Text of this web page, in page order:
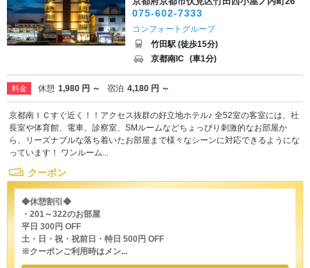
075-602-7333
コンフォートグループ
竹田駅 (徒歩15分)
京都南IC (車1分)
料金 休憩 1,980 円 ～ 宿泊 4,180 円 ～
京都南ＩＣすぐ近く！！アクセス抜群の好立地ホテル♪ 全52室の客室には、社
長室や体育館、電車、診察室、SMルームなどちょっぴり刺激的なお部屋か
ら、リーズナブルな落ち着いたお部屋まで様々なシーンに対応できるようにな
っています！ ワンルーム...
クーポン
◆休憩割引◆
・201～322のお部屋
平日 300円 OFF
土・日・祝・祝前日・特日 500円 OFF
※クーポンご利用時はメン...